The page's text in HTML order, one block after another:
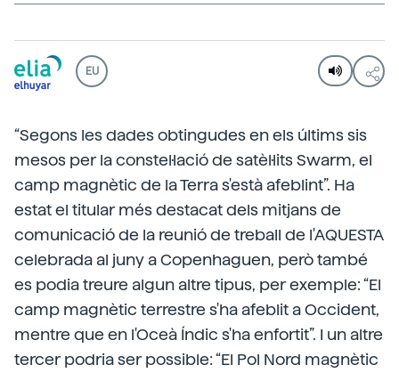
EU
“Segons les dades obtingudes en els últims sis
mesos per la constel·lació de satèl·lits Swarm, el
camp magnètic de la Terra s'està afeblint”. Ha
estat el titular més destacat dels mitjans de
comunicació de la reunió de treball de l'AQUESTA
celebrada al juny a Copenhaguen, però també
es podia treure algun altre tipus, per exemple: “El
camp magnètic terrestre s'ha afeblit a Occident,
mentre que en l'Oceà Índic s'ha enfortit”. I un altre
tercer podria ser possible: “El Pol Nord magnètic